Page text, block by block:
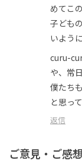
めてこ
子ども
いよう
curu-
や、常
僕たち
と思っ
返信
ご意見・ご感